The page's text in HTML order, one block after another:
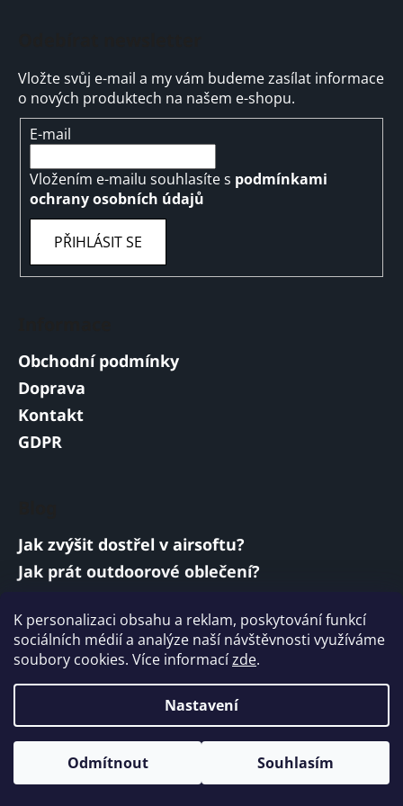
K personalizaci obsahu a reklam, poskytování funkcí
sociálních médií a analýze naší návštěvnosti využíváme
soubory cookies. Více informacízde.
Nastavení
Odmítnout Souhlasím
Vložte svůj e-mail a my vám budeme zasílat informace
o nových produktech na našem e-shopu.
E-mail
Vložením e-mailu souhlasíte s podmínkami
ochrany osobních údajů
PŘIHLÁSIT SE
Obchodní podmínky
Doprava
Kontakt
GDPR
Jak zvýšit dostřel v airsoftu?
Jak prát outdoorové oblečení?
Vojenská a armádní sluchátka: co musí
splňovat?
ARCHIV
Vytvořil Shoptet
Copyright 2026
. Všechna práva
vyhrazena.Upravit nastavení cookies